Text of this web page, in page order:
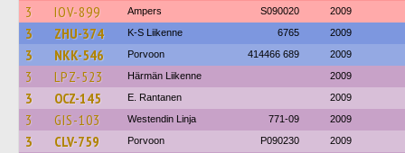
3 IOV-899 Ampers S090020 2009
3 ZHU-374 K-S Liikenne 6765 2009
3 NKK-546 Porvoon 414466 689 2009
3 LPZ-523 Härmän Liikenne 2009
3 OCZ-145 E. Rantanen 2009
3 GIS-103 Westendin Linja 771-09 2009
3 CLV-759 Porvoon P090230 2009